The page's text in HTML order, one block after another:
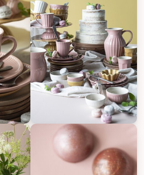
Mynte, Bild 13
IB Laursen Frühstücksteller